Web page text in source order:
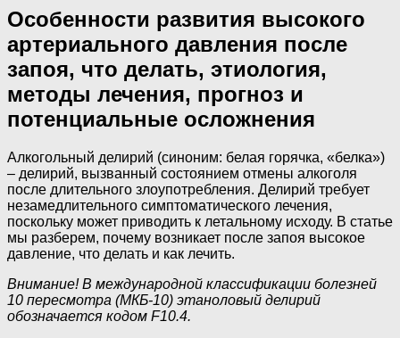
Особенности развития высокого
артериального давления после
запоя, что делать, этиология,
методы лечения, прогноз и
потенциальные осложнения
Алкогольный делирий (синоним: белая горячка, «белка»)
– делирий, вызванный состоянием отмены алкоголя
после длительного злоупотребления. Делирий требует
незамедлительного симптоматического лечения,
поскольку может приводить к летальному исходу. В статье
мы разберем, почему возникает после запоя высокое
давление, что делать и как лечить.
Внимание! В международной классификации болезней
10 пересмотра (МКБ-10) этаноловый делирий
обозначается кодом F10.4.